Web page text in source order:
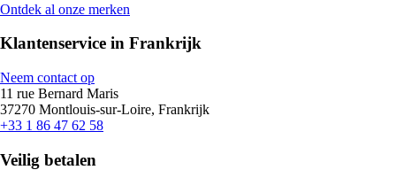
Ontdek al onze merken
Klantenservice in Frankrijk
Neem contact op
11 rue Bernard Maris
37270 Montlouis-sur-Loire, Frankrijk
+33 1 86 47 62 58
Veilig betalen